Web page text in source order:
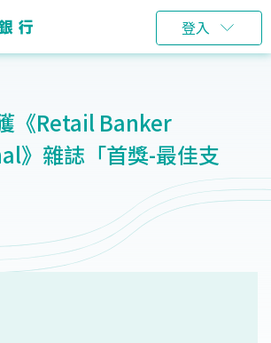
登入
《Retail Banker
》雜誌「首獎-最佳支